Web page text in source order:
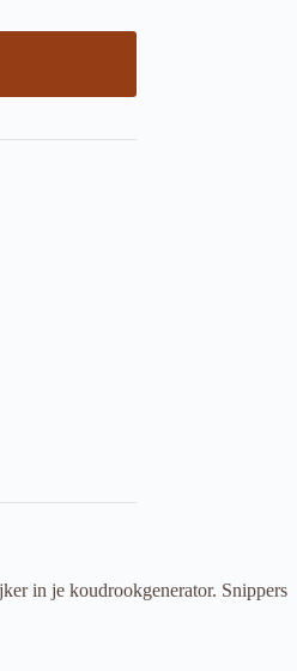
in je koudrookgenerator. Snippers